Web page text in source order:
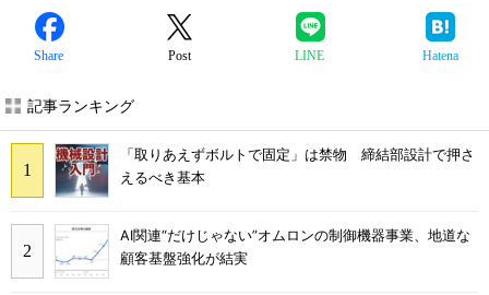
Share Post LINE Hatena
記事ランキング
「取りあえずボルトで固定」は禁物 締結部設計で押さ
えるべき基本
AI関連“だけじゃない”オムロンの制御機器事業、地道な
顧客基盤強化が結実